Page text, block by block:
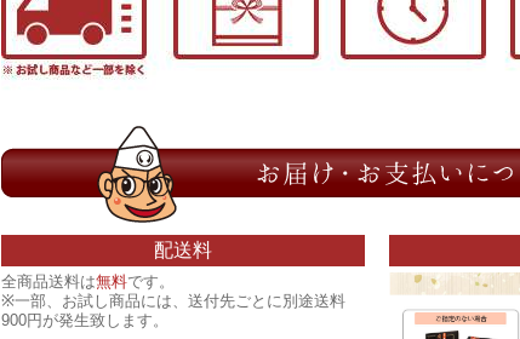
配送料
全商品送料は無料です。
※一部、お試し商品には、送付先ごとに別途送料
900円が発生致します。